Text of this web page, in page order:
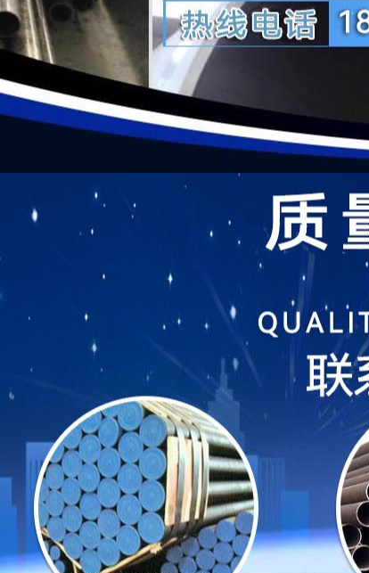
20G无缝钢管
厚壁无缝钢管
Q345系列
高中低压锅炉管
美标无缝管
焊管系列
价格行情
行业百科
联系我们
咨询热线：
18952496669
无锡奥业钢管有限公司
电话：0510-82606669
手机：18952496669
联系人：王经理